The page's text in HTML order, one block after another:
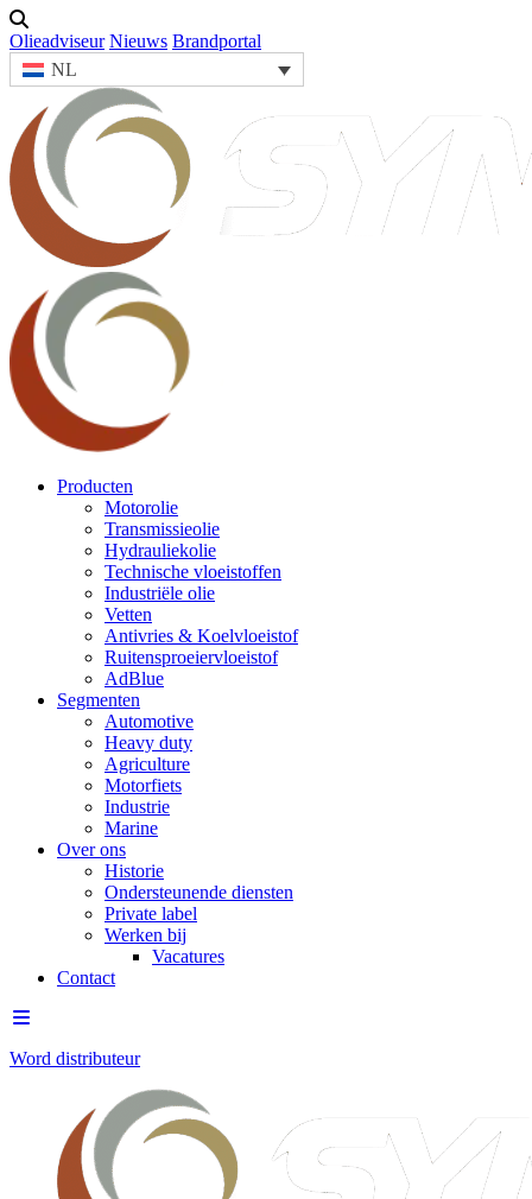
Olieadviseur Nieuws Brandportal
NL
Producten
Motorolie
Transmissieolie
Hydrauliekolie
Technische vloeistoffen
Industriële olie
Vetten
Antivries & Koelvloeistof
Ruitensproeiervloeistof
AdBlue
Segmenten
Automotive
Heavy duty
Agriculture
Motorfiets
Industrie
Marine
Over ons
Historie
Ondersteunende diensten
Private label
Werken bij
Vacatures
Contact
Word distributeur